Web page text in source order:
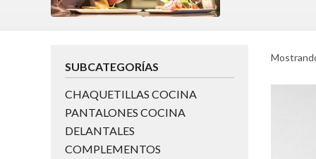
SUBCATEGORÍAS
CHAQUETILLAS COCINA
PANTALONES COCINA
DELANTALES
COMPLEMENTOS